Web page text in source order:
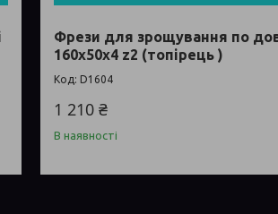
Фрези для зрощування по
160х50х4 z2 (топірець )
D1604
1 210 ₴
В наявності